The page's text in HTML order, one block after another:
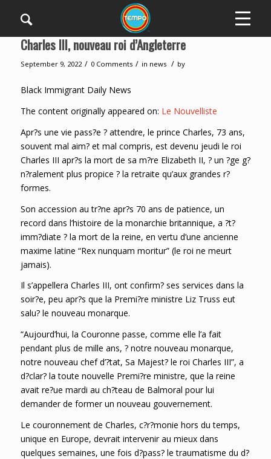
Charles III, nouveau roi d’Angleterre
September 9, 2022 / 0 Comments / in news / by
Black Immigrant Daily News
The content originally appeared on: Le Nouvelliste
Apr?s une vie pass?e ? attendre, le prince Charles, 73 ans,
souvent mal aim? et mal compris, est devenu jeudi le roi
Charles III apr?s la mort de sa m?re Elizabeth II, ? un ?ge g?
n?ralement plus propice ? la retraite qu’aux grandes r?
formes.
Son accession au tr?ne apr?s 70 ans de patience, un
record dans l’histoire de la monarchie britannique, a ?t?
imm?diate ? la mort de la reine, en vertu d’une ancienne
maxime latine “Rex nunquam moritur” (le roi ne meurt
jamais).
Il s’appellera Charles III, ont confirm? ses services dans la
soir?e, peu apr?s que la Premi?re ministre Liz Truss eut
salu? le nouveau monarque.
“Aujourd’hui, la Couronne passe, comme elle l’a fait
pendant plus de mille ans, ? notre nouveau monarque,
notre nouveau chef d’?tat, Sa Majest? le roi Charles III”, a
d?clar? la toute nouvelle Premi?re ministre, que la reine
avait re?ue mardi au ch?teau de Balmoral pour lui
demander de former un nouveau gouvernement.
Le couronnement de Charles, c?r?monie hors du temps,
unique en Europe, devrait intervenir au mieux dans
quelques semaines, une fois d?pass? le traumatisme du d?